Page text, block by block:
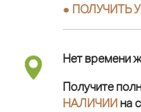
● ПОЛУЧИТЬ
Нет времени
Получите
НАЛИЧИИ на